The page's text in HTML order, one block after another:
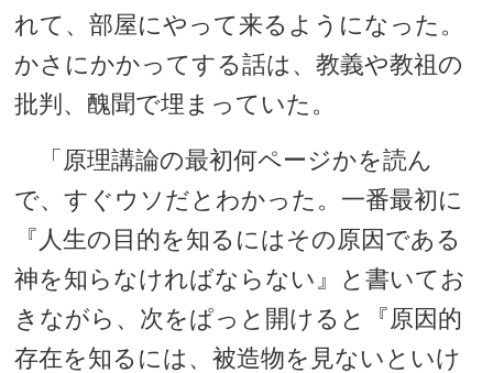
れて、部屋にやって来るようになった。
かさにかかってする話は、教義や教祖の
批判、醜聞で埋まっていた。
「原理講論の最初何ページかを読ん
で、すぐウソだとわかった。一番最初に
『人生の目的を知るにはその原因である
神を知らなければならない』と書いてお
きながら、次をぱっと開けると『原因的
存在を知るには、被造物を見ないといけ